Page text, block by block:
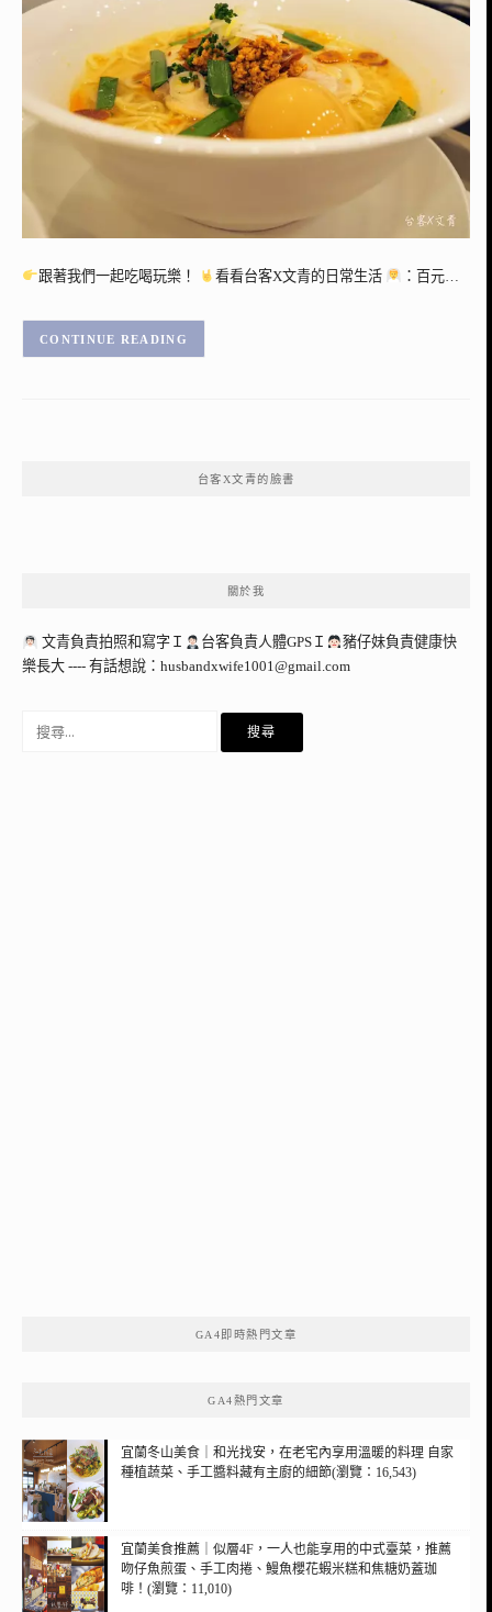
跟著我們一起吃喝玩樂！ 看看台客X文青的日常生活 ：百元…
CONTINUE READING
台客X文青的臉書
關於我
文青負責拍照和寫字Ｉ 台客負責人體GPSＩ
豬仔妹負責健康快
樂長大 ---- 有話想說： husbandxwife1001@gmail.com
GA4即時熱門文章
GA4熱門文章
宜蘭冬山美食｜和光找安，在老宅內享用溫暖的料理 自家
種植蔬菜、手工醬料藏有主廚的細節(瀏覽：16,543)
宜蘭美食推薦｜似層4F，一人也能享用的中式臺菜，推薦
吻仔魚煎蛋、手工肉捲、鰻魚櫻花蝦米糕和焦糖奶蓋珈
啡！(瀏覽：11,010)